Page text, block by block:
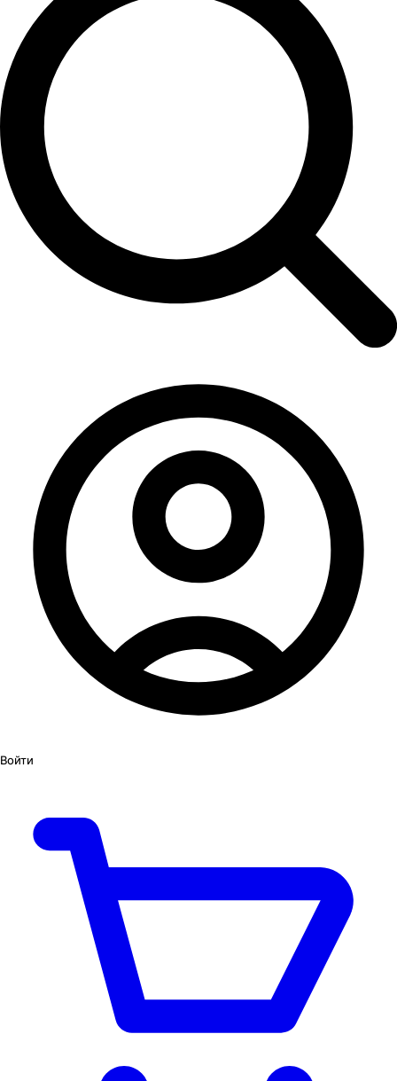
Войти